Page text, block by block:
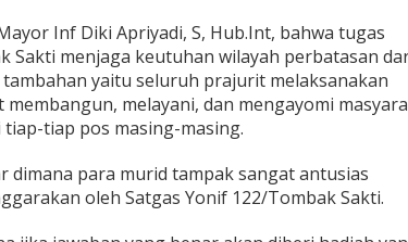
Inf Diki Apriyadi, S, Hub.Int, bahwa tugas
Sakti menjaga keutuhan wilayah perbatasan
yaitu seluruh prajurit melaksanakan
melayani, dan mengayomi
tiap pos masing-masing.
dimana para murid tampak sangat antusias
oleh Satgas Yonif 122/Tombak Sakti.